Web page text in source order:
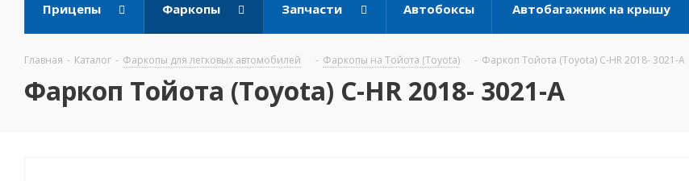
Прицепы Фаркопы Запчасти Автобоксы Автобагажник на крышу
Главная - Каталог - Фаркопы для легковых автомобилей - Фаркопы на Тойота (Toyota) - Фаркоп Тойота (Toyota) C-HR 2018- 3021-A
Фаркоп Тойота (Toyota) C-HR 2018- 3021-A